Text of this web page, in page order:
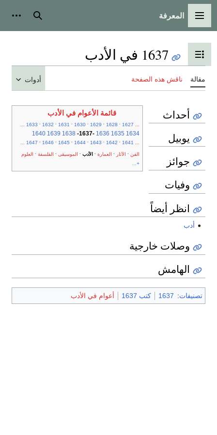
القائمة الرئيسية
المعرفة بحث
تبديل عرض جدول المحتويات
1637 في الأدب
مقالة ناقش هذه الصفحة أدوات
قائمة الأعوام في الأدب
...
1627
1628
1629
1630
1631
1632
1633
...
1634
1635
1636
-
1637
-
1638
1639
1640
...
1641
1642
1643
1644
1645
1646
1647
...
الفن الآثار العمارة الأدب الموسيقى الفلسفة
العلوم
+...
أحداث
يوبيل
جوائز
وفيات
انظر أيضاً
أدب
وصلات خارجية
الهامش
تصنيفات:
1637 كتب 1637 أعوام في الأدب